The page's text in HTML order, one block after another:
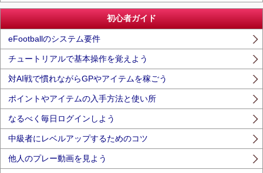
初心者ガイド
eFootballのシステム要件
チュートリアルで基本操作を覚えよう
対AI戦で慣れながらGPやアイテムを稼ごう
ポイントやアイテムの入手方法と使い所
なるべく毎日ログインしよう
中級者にレベルアップするためのコツ
他人のプレー動画を見よう